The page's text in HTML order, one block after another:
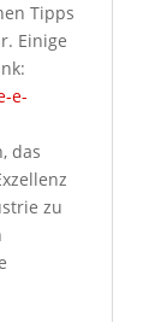
Tipps
Einige
e-
das
zu